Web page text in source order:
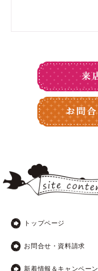
トップページ
お問合せ・資料請求
新着情報＆キャンペーン